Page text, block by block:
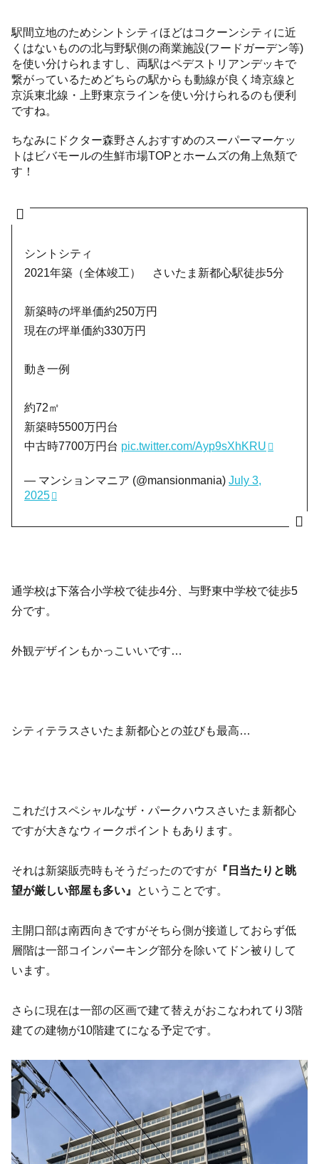
駅間立地のためシントシティほどはコクーンシティに近
くはないものの北与野駅側の商業施設(フードガーデン等)
を使い分けられますし、両駅はペデストリアンデッキで
繋がっているためどちらの駅からも動線が良く埼京線と
京浜東北線・上野東京ラインを使い分けられるのも便利
ですね。
ちなみにドクター森野さんおすすめのスーパーマーケッ
トはビバモールの生鮮市場TOPとホームズの角上魚類で
す！
シントシティ
2021年築（全体竣工） さいたま新都心駅徒歩5分
新築時の坪単価約250万円
現在の坪単価約330万円
動き一例
約72㎡
新築時5500万円台
中古時7700万円台 pic.twitter.com/Ayp9sXhKRU
— マンションマニア (@mansionmania)July 3,
2025
通学校は下落合小学校で徒歩4分、与野東中学校で徒歩5
分です。
外観デザインもかっこいいです…
シティテラスさいたま新都心との並びも最高…
これだけスペシャルなザ・パークハウスさいたま新都心
ですが大きなウィークポイントもあります。
それは新築販売時もそうだったのですが 『日当たりと眺
望が厳しい部屋も多い』
ということです。
主開口部は南西向きですがそちら側が接道しておらず低
層階は一部コインパーキング部分を除いてドン被りして
います。
さらに現在は一部の区画で建て替えがおこなわれてり3階
建ての建物が10階建てになる予定です。